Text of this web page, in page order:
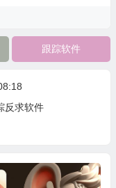
跟踪软件
反求软件